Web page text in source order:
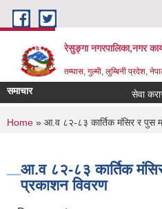
Skip to main content
रेसुङ्गा नगरपालिका,नगर
तम्घास, गुल्मी, लुम्बिनी प्रदेश,
समाचार सेवा
You are here
Home » आ.व ८२-८३ कार्तिक मंसिर र पुस
आ.व ८२-८३ कार्तिक
प्रकाशन विवरण